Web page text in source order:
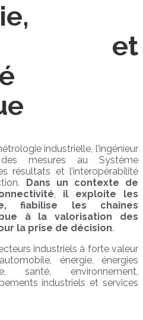
et
industrielle, l’ingénieur
mesures au Système
résultats et l’interopérabilité
Dans un contexte de
, il exploite les
fiabilise les chaînes
à la valorisation des
la prise de décision.
industriels à forte valeur
énergie, énergies
santé, environnement,
industriels et services